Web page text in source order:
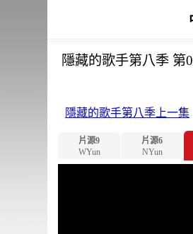
隱藏的歌手第八季 第
隱藏的歌手第八季上一集
片源9
WYun
片源6
NYun